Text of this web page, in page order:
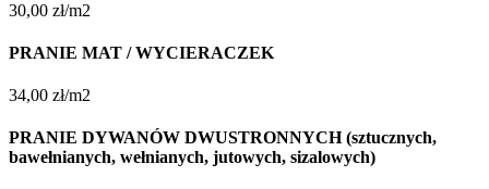
30,00 zł/m2
PRANIE MAT / WYCIERACZEK
34,00 zł/m2
PRANIE DYWANÓW DWUSTRONNYCH (sztucznych,
bawełnianych, wełnianych, jutowych, sizalowych)